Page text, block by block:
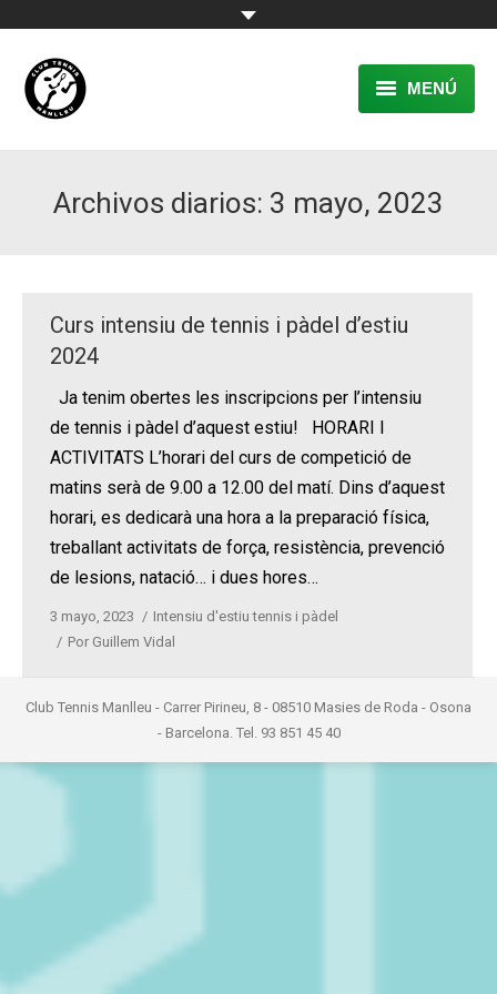
MENÚ
RESERVA
CONTACTE
Archivos diarios: 3 mayo, 2023
Curs intensiu de tennis i pàdel d’estiu
2024
Ja tenim obertes les inscripcions per l’intensiu
de tennis i pàdel d’aquest estiu! HORARI I
ACTIVITATS L’horari del curs de competició de
matins serà de 9.00 a 12.00 del matí. Dins d’aquest
horari, es dedicarà una hora a la preparació física,
treballant activitats de força, resistència, prevenció
de lesions, natació… i dues hores…
3 mayo, 2023
Intensiu d'estiu tennis i pàdel
Por Guillem Vidal
Club Tennis Manlleu - Carrer Pirineu, 8 - 08510 Masies de Roda - Osona
- Barcelona. Tel. 93 851 45 40